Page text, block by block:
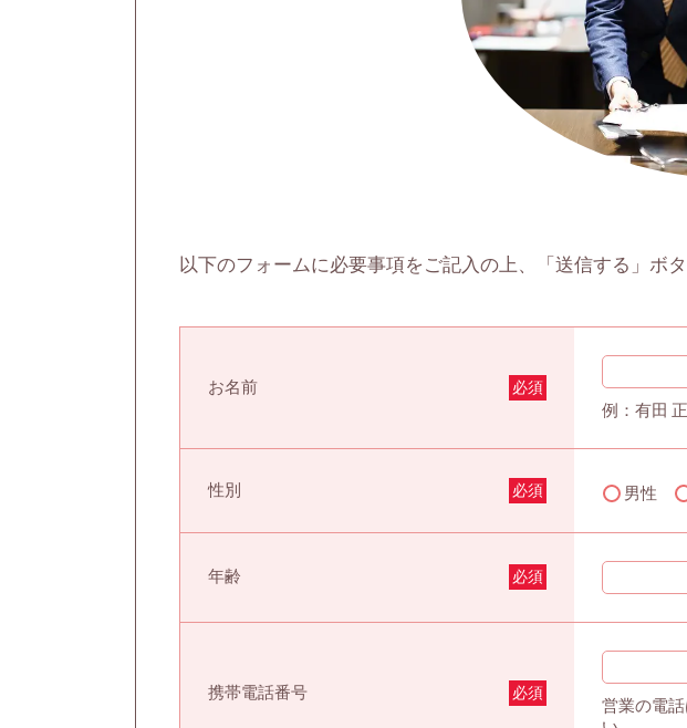
以下のフォームに必要事項をご記入の上、「送信する」ボ
お名前 必須
例：有田
性別 必須 男性
年齢 必須
携帯電話番号 必須
営業の電